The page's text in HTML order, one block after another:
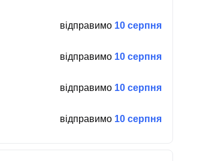
відправимо 10 серпня
відправимо 10 серпня
відправимо 10 серпня
відправимо 10 серпня